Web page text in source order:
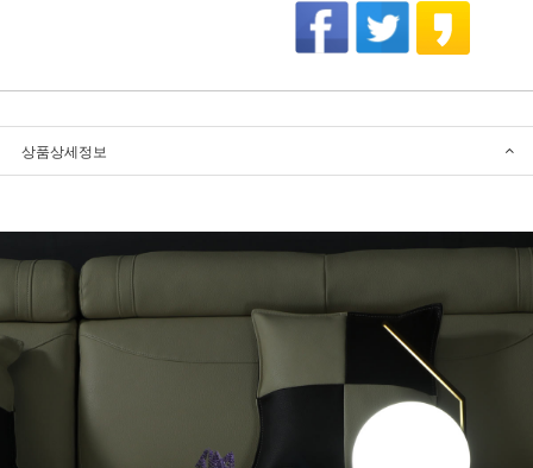
상품상세정보